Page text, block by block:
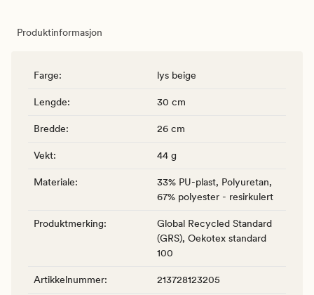
Produktinformasjon
Farge: lys beige
Lengde: 30 cm
Bredde: 26 cm
Vekt: 44 g
Materiale:
33% PU-plast, Polyuretan,
67% polyester - resirkulert
Produktmerking:
Global Recycled Standard
(GRS), Oekotex standard
100
Artikkelnummer: 213728123205